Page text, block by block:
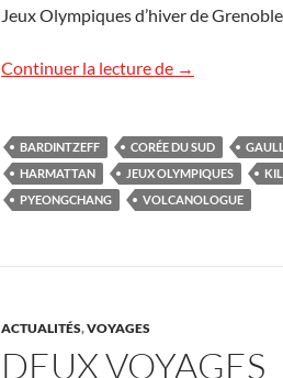
Jeux Olympiques d’hiver de
Continuer la lecture de Les Jeux
→
BARDINTZEFF CORÉE DU SUD
HARMATTAN
JEUX OLYMPIQUES
PYEONGCHANG
VOLCANOLOGUE
ACTUALITÉS,VOYAGES
DEUX VOYAGES